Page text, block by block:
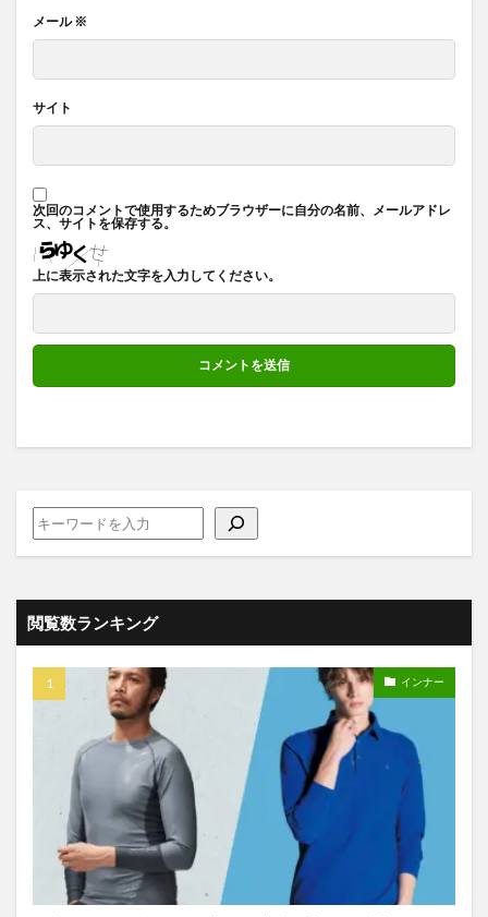
メール※
サイト
次回のコメントで使用するためブラウザーに自分の名前、メールアドレ
ス、サイトを保存する。
上に表示された文字を入力してください。
閲覧数ランキング
インナー